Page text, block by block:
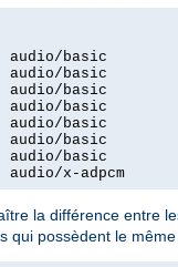
basic
basic
basic
basic
basic
basic
basic
x-adpcm
la différence entre
qui possèdent le même